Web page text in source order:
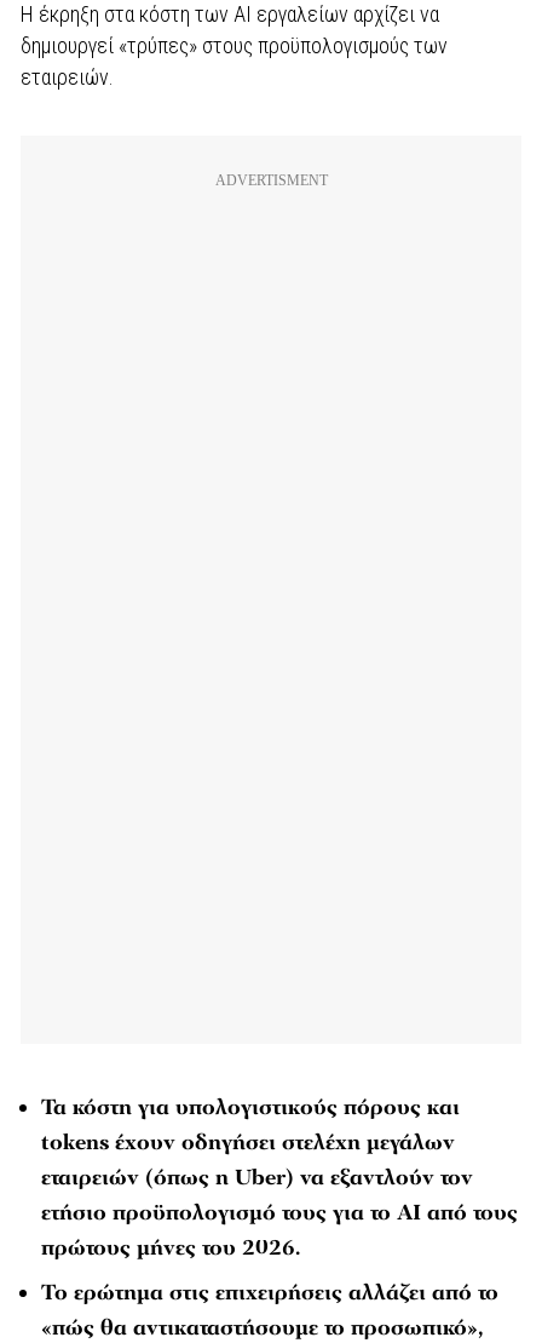
Η έκρηξη στα κόστη των AI εργαλείων αρχίζει να
δημιουργεί «τρύπες» στους προϋπολογισμούς των
εταιρειών.
Τα κόστη για υπολογιστικούς πόρους και
tokens έχουν οδηγήσει στελέχη μεγάλων
εταιρειών (όπως η Uber) να εξαντλούν τον
ετήσιο προϋπολογισμό τους για το AI από τους
πρώτους μήνες του 2026.
Το ερώτημα στις επιχειρήσεις αλλάζει από το
«πώς θα αντικαταστήσουμε το προσωπικό»,